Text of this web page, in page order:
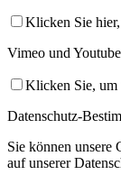
Klicken Sie
Vimeo und
Klicken Sie, um
Datenschutz-
Sie können unsere
auf unserer